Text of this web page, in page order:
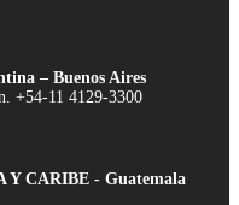
– Buenos Aires
+54-11 4129-3300
Y CARIBE - Guatemala